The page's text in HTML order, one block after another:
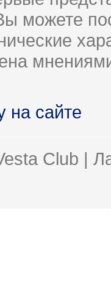
можете
на сайте
Club |